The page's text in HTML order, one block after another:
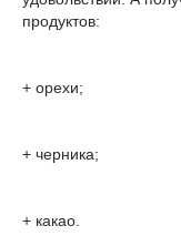
продуктов:
+ орехи;
+ черника;
+ какао.